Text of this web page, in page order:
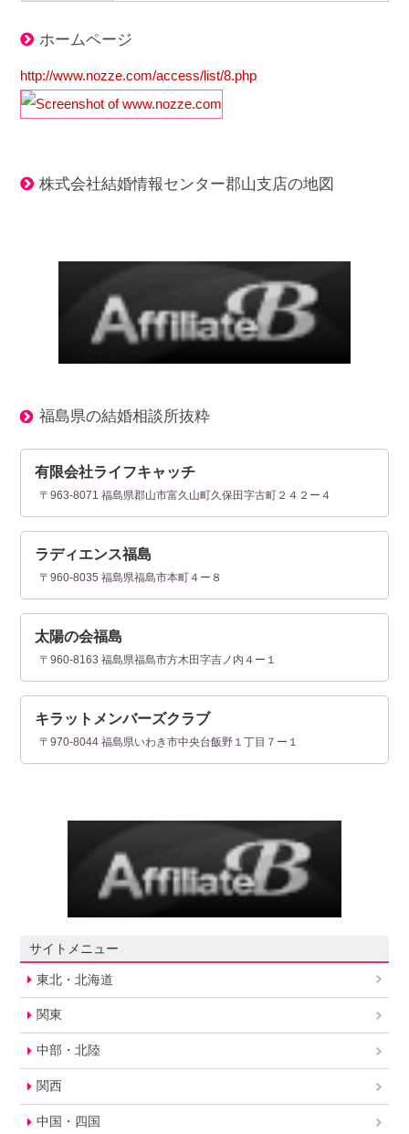
ホームページ
http://www.nozze.com/access/list/8.php
株式会社結婚情報センター郡山支店の地図
福島県の結婚相談所抜粋
有限会社ライフキャッチ
〒963-8071 福島県郡山市富久山町久保田字古町２４２ー４
ラディエンス福島
〒960-8035 福島県福島市本町４ー８
太陽の会福島
〒960-8163 福島県福島市方木田字吉ノ内４ー１
キラットメンバーズクラブ
〒970-8044 福島県いわき市中央台飯野１丁目７ー１
サイトメニュー
東北・北海道
関東
中部・北陸
関西
中国・四国